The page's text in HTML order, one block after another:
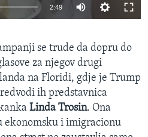
2:49
se trude da dopru do
za njegov drugi
na Floridi, gdje je Trump
ih predstavnica
Linda Trosin. Ona
ekonomsku i imigracionu